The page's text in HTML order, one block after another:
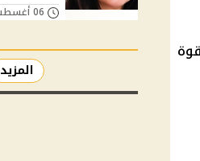
06 أغسطس, 2026 10:15 م
المزيد